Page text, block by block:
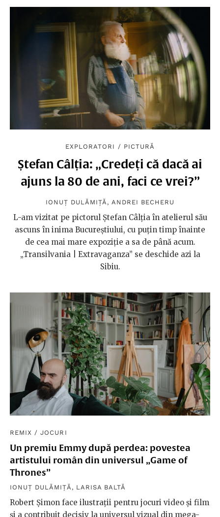
EXPLORATORI / PICTURĂ
Ștefan Câlția: „Credeți că dacă ai
ajuns la 80 de ani, faci ce vrei?”
IONUȚ DULĂMIȚĂ , ANDREI BECHERU
L-am vizitat pe pictorul Ștefan Câlția în atelierul său
ascuns în inima Bucureștiului, cu puțin timp înainte
de cea mai mare expoziție a sa de până acum.
„Transilvania | Extravaganza” se deschide azi la
Sibiu.
REMIX /JOCURI
Un premiu Emmy după perdea: povestea
artistului român din universul „Game of
Thrones”
IONUȚ DULĂMIȚĂ , LARISA BALTĂ
Robert Șimon face ilustrații pentru jocuri video și film
și a contribuit decisiv la universul vizual din mega-